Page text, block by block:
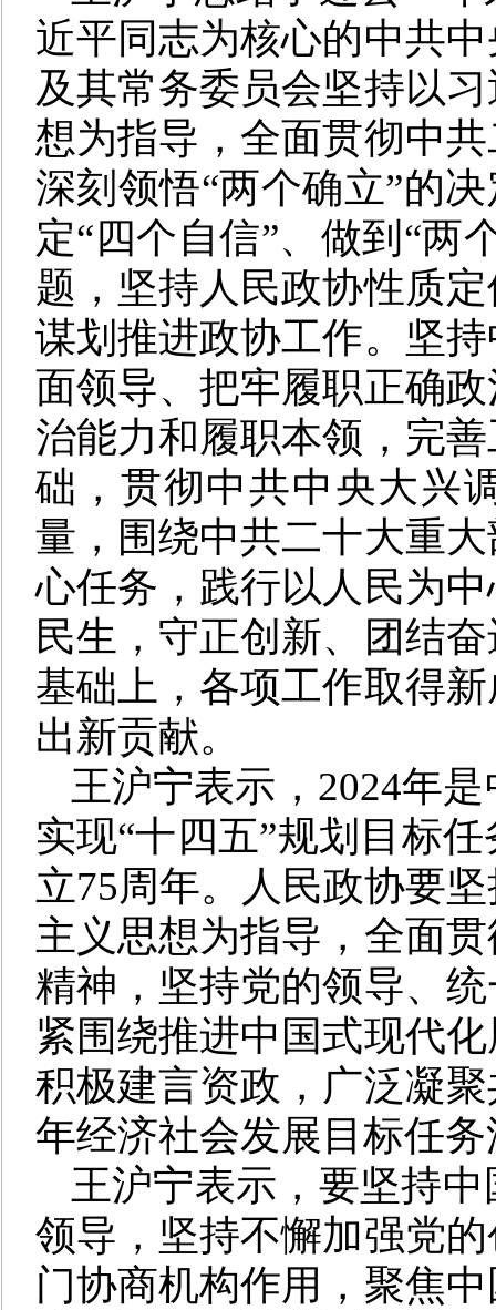
近平同志为核心的中共
及其常务委员会坚持以
想为指导，全面贯彻中
深刻领悟“两个确立”的
定“四个自信”、做到“两
题，坚持人民政协性质
谋划推进政协工作。坚
面领导、把牢履职正确
治能力和履职本领，完
础，贯彻中共中央大兴
量，围绕中共二十大重
心任务，践行以人民为
民生，守正创新、团结
基础上，各项工作取得
出新贡献。
王沪宁表示，2024年
实现“十四五”规划目标
立75周年。人民政协要
主义思想为指导，全面
精神，坚持党的领导、
紧围绕推进中国式现代
积极建言资政，广泛凝
年经济社会发展目标任
王沪宁表示，要坚持
领导，坚持不懈加强党
门协商机构作用，聚焦